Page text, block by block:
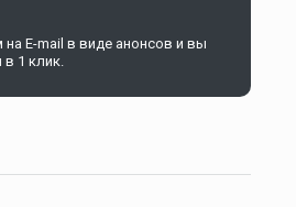
E-mail в виде анонсов и вы
в 1 клик.